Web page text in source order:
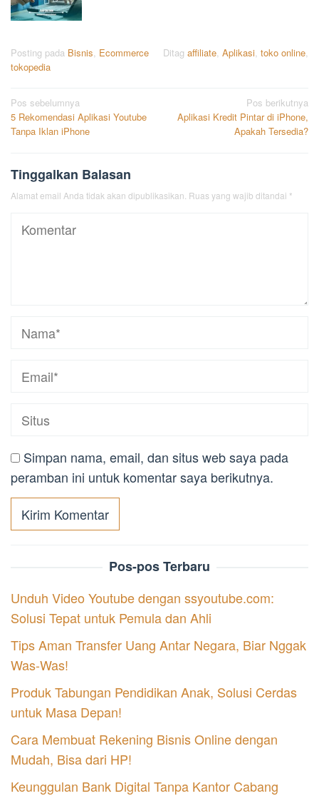
Posting pada Bisnis Ecommerce Ditag affiliate Aplikasi toko online
tokopedia
Navigasi
pos
Pos sebelumnya
5 Rekomendasi Aplikasi Youtube
Tanpa Iklan iPhone
Pos berikutnya
Aplikasi Kredit Pintar di iPhone,
Apakah Tersedia?
Tinggalkan Balasan
Alamat email Anda tidak akan dipublikasikan. Ruas yang wajib ditandai *
Simpan nama, email, dan situs web saya pada
peramban ini untuk komentar saya berikutnya.
Pos-pos Terbaru
Unduh Video Youtube dengan ssyoutube.com:
Solusi Tepat untuk Pemula dan Ahli
Tips Aman Transfer Uang Antar Negara, Biar Nggak
Was-Was!
Produk Tabungan Pendidikan Anak, Solusi Cerdas
untuk Masa Depan!
Cara Membuat Rekening Bisnis Online dengan
Mudah, Bisa dari HP!
Keunggulan Bank Digital Tanpa Kantor Cabang